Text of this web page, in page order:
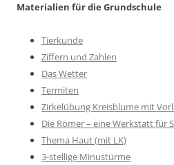
Materialien für die Grundschule
Tierkunde
Ziffern und Zahlen
Das Wetter
Termiten
Zirkelübung Kreisblume mit
Die Römer – eine Werkstatt für
Thema Haut (mit LK)
3-stellige Minustürme